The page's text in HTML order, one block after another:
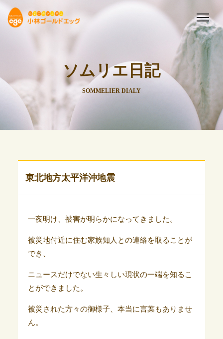
ソムリエ日記
SOMMELIER DIALY
東北地方太平洋沖地震
一夜明け、被害が明らかになってきました。
被災地付近に住む家族知人との連絡を取ることが
でき、
ニュースだけでない生々しい現状の一端を知るこ
とができました。
被災された方々の御様子、本当に言葉もありませ
ん。